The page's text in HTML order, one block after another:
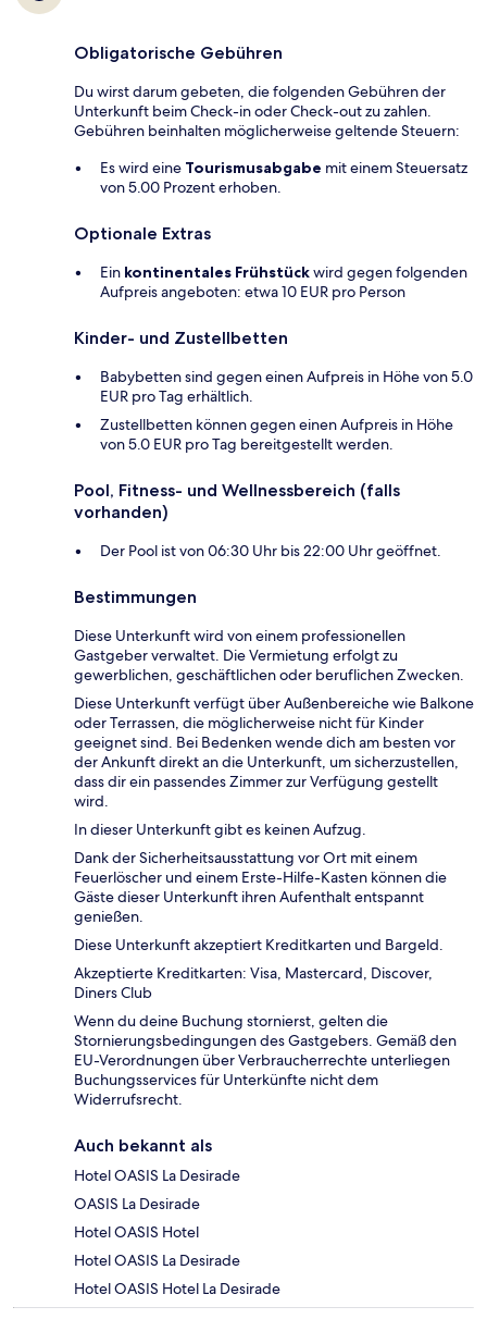
Obligatorische Gebühren
Du wirst darum gebeten, die folgenden Gebühren der
Unterkunft beim Check-in oder Check-out zu zahlen.
Gebühren beinhalten möglicherweise geltende Steuern:
Es wird eine Tourismusabgabe mit einem Steuersatz
von 5.00 Prozent erhoben.
Optionale Extras
Ein kontinentales Frühstückwird gegen folgenden
Aufpreis angeboten: etwa 10 EUR pro Person
Kinder- und Zustellbetten
Babybetten sind gegen einen Aufpreis in Höhe von 5.0
EUR pro Tag erhältlich.
Zustellbetten können gegen einen Aufpreis in Höhe
von 5.0 EUR pro Tag bereitgestellt werden.
Pool, Fitness- und Wellnessbereich (falls
vorhanden)
Der Pool ist von 06:30 Uhr bis 22:00 Uhr geöffnet.
Bestimmungen
Diese Unterkunft wird von einem professionellen
Gastgeber verwaltet. Die Vermietung erfolgt zu
gewerblichen, geschäftlichen oder beruflichen Zwecken.
Diese Unterkunft verfügt über Außenbereiche wie Balkone
oder Terrassen, die möglicherweise nicht für Kinder
geeignet sind. Bei Bedenken wende dich am besten vor
der Ankunft direkt an die Unterkunft, um sicherzustellen,
dass dir ein passendes Zimmer zur Verfügung gestellt
wird.
In dieser Unterkunft gibt es keinen Aufzug.
Dank der Sicherheitsausstattung vor Ort mit einem
Feuerlöscher und einem Erste-Hilfe-Kasten können die
Gäste dieser Unterkunft ihren Aufenthalt entspannt
genießen.
Diese Unterkunft akzeptiert Kreditkarten und Bargeld.
Akzeptierte Kreditkarten: Visa, Mastercard, Discover,
Diners Club
Wenn du deine Buchung stornierst, gelten die
Stornierungsbedingungen des Gastgebers. Gemäß den
EU-Verordnungen über Verbraucherrechte unterliegen
Buchungsservices für Unterkünfte nicht dem
Widerrufsrecht.
Auch bekannt als
Hotel OASIS La Desirade
OASIS La Desirade
Hotel OASIS Hotel
Hotel OASIS La Desirade
Hotel OASIS Hotel La Desirade